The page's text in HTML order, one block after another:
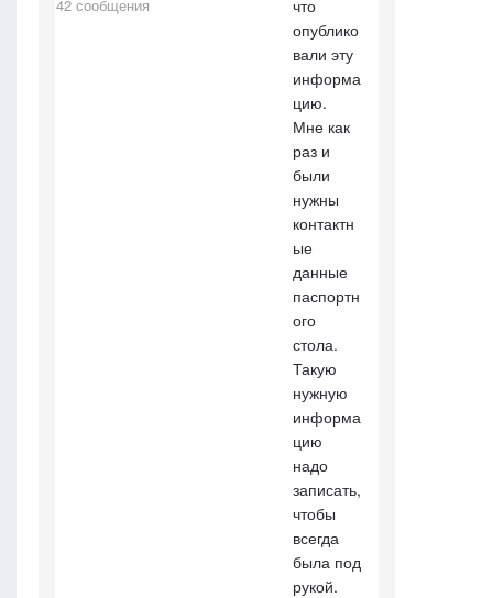
42 сообщения
что
опублико
вали эту
информа
цию.
Мне как
раз и
были
нужны
контактн
ые
данные
паспортн
ого
стола.
Такую
нужную
информа
цию
надо
записать,
чтобы
всегда
была под
рукой.